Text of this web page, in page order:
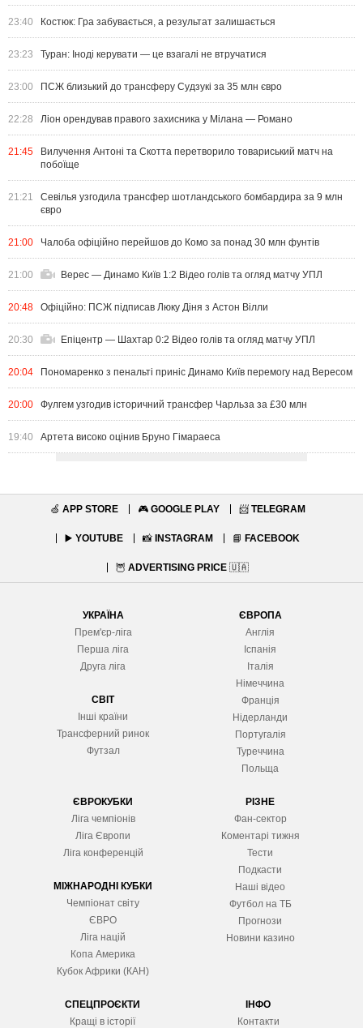
23:40 Костюк: Гра забувається, а результат залишається
23:23 Туран: Іноді керувати — це взагалі не втручатися
23:00 ПСЖ близький до трансферу Судзукі за 35 млн євро
22:28 Ліон орендував правого захисника у Мілана — Романо
21:45
Вилучення Антоні та Скотта перетворило товариський матч на
побоїще
21:21
Севілья узгодила трансфер шотландського бомбардира за 9 млн
євро
21:00 Чалоба офіційно перейшов до Комо за понад 30 млн фунтів
21:00 Верес — Динамо Київ 1:2 Відео голів та огляд матчу УПЛ
20:48 Офіційно: ПСЖ підписав Люку Діня з Астон Вілли
20:30 Епіцентр — Шахтар 0:2 Відео голів та огляд матчу УПЛ
20:04 Пономаренко з пенальті приніс Динамо Київ перемогу над Вересом
20:00 Фулгем узгодив історичний трансфер Чарльза за £30 млн
19:40 Артета високо оцінив Бруно Гімараеса
🍏 APP STORE 🎮 GOOGLE PLAY 📨 TELEGRAM
▶️ YOUTUBE 📸 INSTAGRAM 📘 FACEBOOK
🦉 ADVERTISING PRICE 🇺🇦
УКРАЇНА
Прем'єр-ліга
Перша ліга
Друга ліга
СВІТ
Інші країни
Трансферний ринок
Футзал
ЄВРОПА
Англія
Іспанія
Італія
Німеччина
Франція
Нідерланди
Португалія
Туреччина
Польща
ЄВРОКУБКИ
Ліга чемпіонів
Ліга Європи
Ліга конференцій
МІЖНАРОДНІ КУБКИ
Чемпіонат світу
ЄВРО
Ліга націй
Копа Америка
Кубок Африки (КАН)
РІЗНЕ
Фан-сектор
Коментарі тижня
Тести
Подкасти
Наші відео
Футбол на ТБ
Прогнози
Новини казино
СПЕЦПРОЄКТИ
Кращі в історії
ІНФО
Контакти